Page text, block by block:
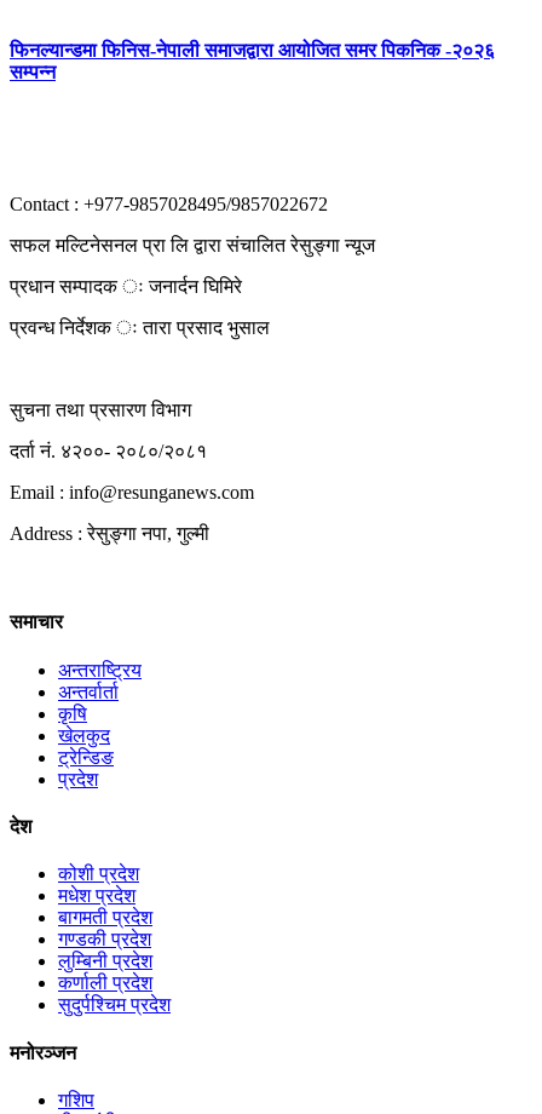
फिनल्यान्डमा फिनिस-नेपाली समाजद्वारा आयोजित समर पिकनिक -२०२६
सम्पन्न
Contact : +977-9857028495/9857022672
सफल मल्टिनेसनल प्रा लि द्वारा संचालित रेसुङ्गा न्यूज
प्रधान सम्पादक ः जनार्दन घिमिरे
प्रवन्ध निर्देशक ः तारा प्रसाद भुसाल
सुचना तथा प्रसारण विभाग
दर्ता नं. ४२००- २०८०/२०८१
Email : info@resunganews.com
Address : रेसुङ्गा नपा, गुल्मी
समाचार
अन्तराष्ट्रिय
अन्तर्वार्ता
कृषि
खेलकुद
ट्रेन्डिङ
प्रदेश
देश
कोशी प्रदेश
मधेश प्रदेश
बागमती प्रदेश
गण्डकी प्रदेश
लुम्बिनी प्रदेश
कर्णाली प्रदेश
सुदुर्पश्चिम प्रदेश
मनोरञ्जन
गशिप